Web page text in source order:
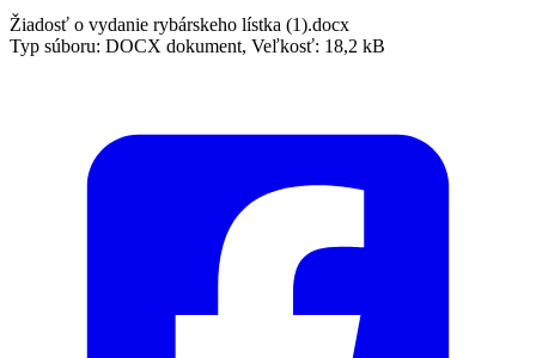
Žiadosť o vydanie rybárskeho lístka (1).docx
Typ súboru: DOCX dokument, Veľkosť: 18,2 kB